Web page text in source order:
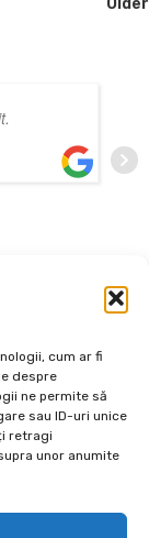
cum ar fi
despre
ne permite să
sau ID-uri unice
retragi
unor anumite
foarte